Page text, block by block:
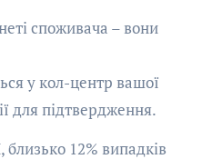
споживача – вони
у кол-центр вашої
для підтвердження.
12% випадків